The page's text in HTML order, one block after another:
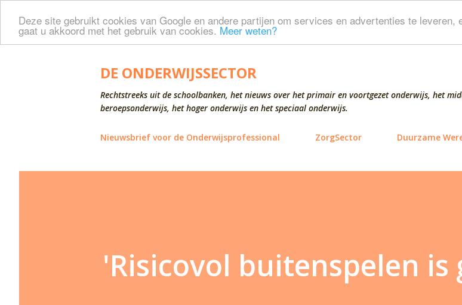
Deze site gebruikt cookies van Google en andere partijen om services en advertenties te
gaat u akkoord met het gebruik van cookies. Meer weten?
Doorgaan naar
DE ONDERWIJSSECTOR
Rechtstreeks uit de schoolbanken, het nieuws over het primair en voortgezet onderwijs, het
beroepsonderwijs, het hoger onderwijs en het speciaal onderwijs.
Nieuwsbrief voor de Onderwijsprofessional ZorgSector Duurzame
'Risicovol buitenspelen is